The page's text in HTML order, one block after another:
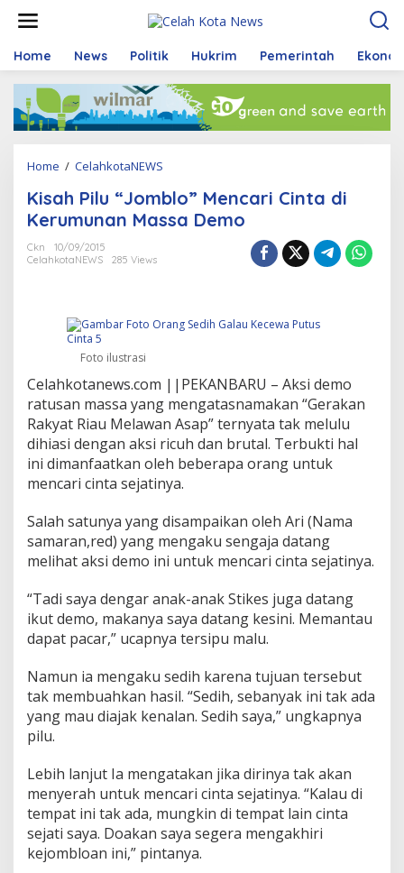
t
Home News Politik Hukrim Pemerintah
Home / CelahkotaNEWS
s
a
h
J
b
o
"
M
e
n
c
r
i
C
i
t
a
d
i
e
r
u
a
n
M
a
s
s
Kisah Pilu “Jomblo” Mencari Cinta di
Kerumunan Massa Demo
Ckn
10/09/2015
CelahkotaNEWS
285 Views
Foto ilustrasi
Celahkotanews.com ||PEKANBARU – Aksi demo
ratusan massa yang mengatasnamakan “Gerakan
Rakyat Riau Melawan Asap” ternyata tak melulu
dihiasi dengan aksi ricuh dan brutal. Terbukti hal
ini dimanfaatkan oleh beberapa orang untuk
mencari cinta sejatinya.
Salah satunya yang disampaikan oleh Ari (Nama
samaran,red) yang mengaku sengaja datang
melihat aksi demo ini untuk mencari cinta sejatinya.
“Tadi saya dengar anak-anak Stikes juga datang
ikut demo, makanya saya datang kesini. Memantau
dapat pacar,” ucapnya tersipu malu.
Namun ia mengaku sedih karena tujuan tersebut
tak membuahkan hasil. “Sedih, sebanyak ini tak ada
yang mau diajak kenalan. Sedih saya,” ungkapnya
pilu.
Lebih lanjut Ia mengatakan jika dirinya tak akan
menyerah untuk mencari cinta sejatinya. “Kalau di
tempat ini tak ada, mungkin di tempat lain cinta
sejati saya. Doakan saya segera mengakhiri
kejombloan ini,” pintanya.